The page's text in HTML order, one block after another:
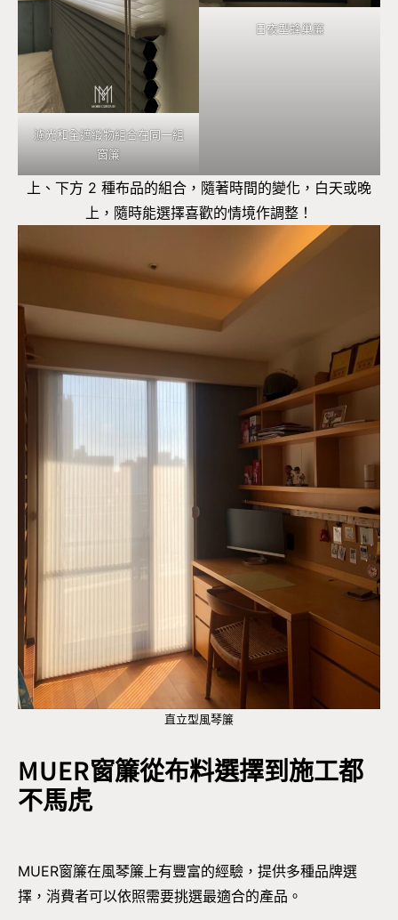
濾光和全遮織物組合在同一組
窗簾
日夜型蜂巢簾
上、下方 2 種布品的組合，隨著時間的變化，白天或晚
上，隨時能選擇喜歡的情境作調整！
直立型風琴簾
MUER窗簾從布料選擇到施工都
不馬虎
MUER窗簾在風琴簾上有豐富的經驗，提供多種品牌選
擇，消費者可以依照需要挑選最適合的產品。